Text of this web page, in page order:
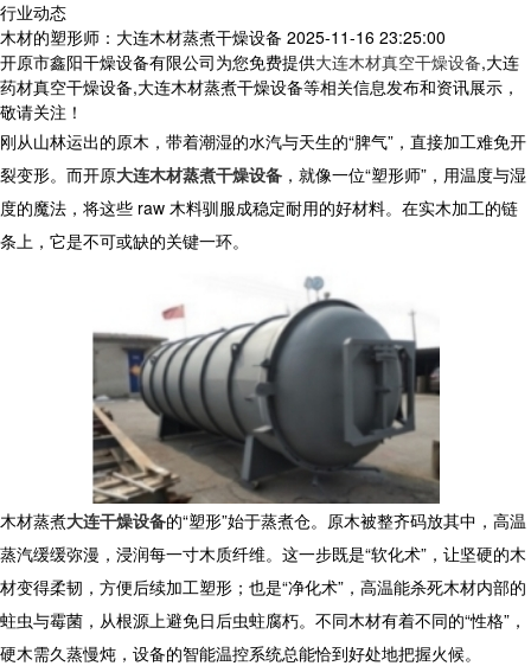
行业动态
木材的塑形师：大连木材蒸煮干燥设备 2025-11-16 23:25:00
开原市鑫阳干燥设备有限公司为您免费提供大连木材真空干燥设备,大连
药材真空干燥设备,大连木材蒸煮干燥设备等相关信息发布和资讯展示，
敬请关注！
刚从山林运出的原木，带着潮湿的水汽与天生的“脾气”，直接加工难免开
裂变形。而开原大连木材蒸煮干燥设备 ，就像一位“塑形师”，用温度与湿
度的魔法，将这些 raw 木料驯服成稳定耐用的好材料。在实木加工的链
条上，它是不可或缺的关键一环。
木材蒸煮大连干燥设备的“塑形”始于蒸煮仓。原木被整齐码放其中，高温
蒸汽缓缓弥漫，浸润每一寸木质纤维。这一步既是“软化术”，让坚硬的木
材变得柔韧，方便后续加工塑形；也是“净化术”，高温能杀死木材内部的
蛀虫与霉菌，从根源上避免日后虫蛀腐朽。不同木材有着不同的“性格”，
硬木需久蒸慢炖，设备的智能温控系统总能恰到好处地把握火候。